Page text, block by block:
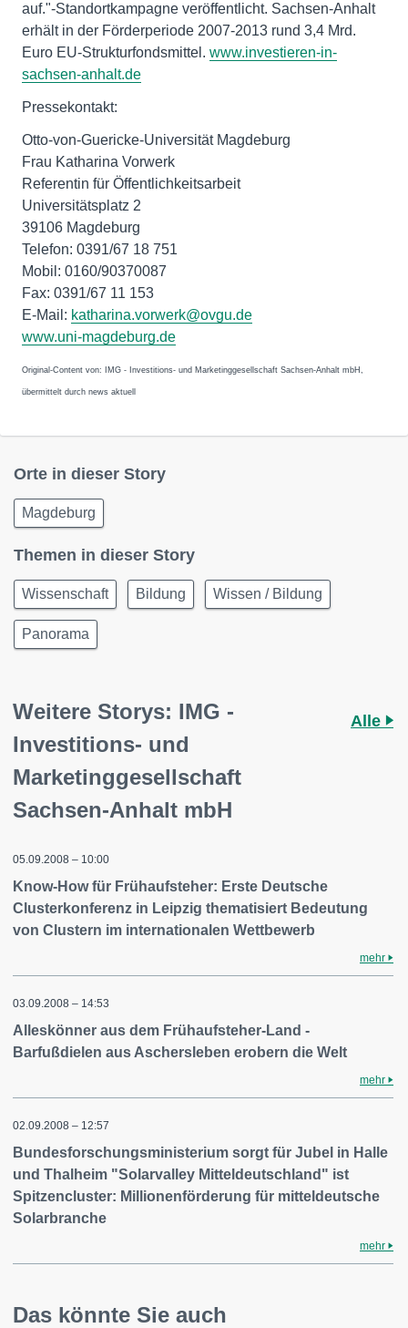
auf."-Standortkampagne veröffentlicht. Sachsen-Anhalt
erhält in der Förderperiode 2007-2013 rund 3,4 Mrd.
Euro EU-Strukturfondsmittel. www.investieren-in-
sachsen-anhalt.de
Pressekontakt:
Otto-von-Guericke-Universität Magdeburg
Frau Katharina Vorwerk
Referentin für Öffentlichkeitsarbeit
Universitätsplatz 2
39106 Magdeburg
Telefon: 0391/67 18 751
Mobil: 0160/90370087
Fax: 0391/67 11 153
E-Mail: katharina.vorwerk@ovgu.de
www.uni-magdeburg.de
Original-Content von: IMG - Investitions- und Marketinggesellschaft Sachsen-Anhalt mbH,
übermittelt durch news aktuell
Orte in dieser Story
Magdeburg
Themen in dieser Story
Wissenschaft Bildung Wissen / Bildung
Panorama
Weitere Storys: IMG -
Investitions- und
Marketinggesellschaft
Sachsen-Anhalt mbH
Alle
05.09.2008 – 10:00
Know-How für Frühaufsteher: Erste Deutsche
Clusterkonferenz in Leipzig thematisiert Bedeutung
von Clustern im internationalen Wettbewerb
mehr
03.09.2008 – 14:53
Alleskönner aus dem Frühaufsteher-Land -
Barfußdielen aus Aschersleben erobern die Welt
mehr
02.09.2008 – 12:57
Bundesforschungsministerium sorgt für Jubel in Halle
und Thalheim "Solarvalley Mitteldeutschland" ist
Spitzencluster: Millionenförderung für mitteldeutsche
Solarbranche
mehr
Das könnte Sie auch